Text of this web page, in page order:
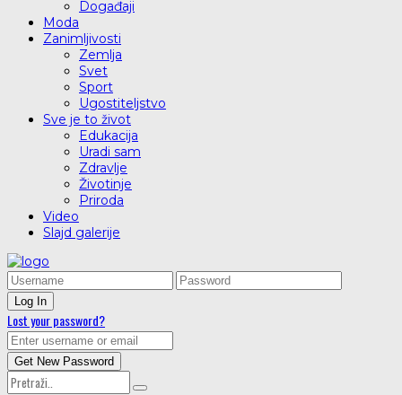
Događaji
Moda
Zanimljivosti
Zemlja
Svet
Sport
Ugostiteljstvo
Sve je to život
Edukacija
Uradi sam
Zdravlje
Životinje
Priroda
Video
Slajd galerije
Lost your password?